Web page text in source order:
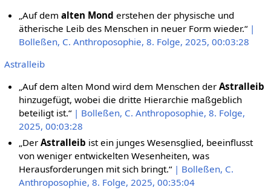
„Auf demalten Mond erstehen der physische und
ätherische Leib des Menschen in neuer Form wieder.“ |
Bolleßen, C. Anthroposophie, 8. Folge, 2025, 00:03:28
Astralleib
„Auf dem alten Mond wird dem Menschen derAstralleib
hinzugefügt, wobei die dritte Hierarchie maßgeblich
beteiligt ist.“ | Bolleßen, C. Anthroposophie, 8. Folge,
2025, 00:03:28
„DerAstralleib ist ein junges Wesensglied, beeinflusst
von weniger entwickelten Wesenheiten, was
Herausforderungen mit sich bringt.“ | Bolleßen, C.
Anthroposophie, 8. Folge, 2025, 00:35:04